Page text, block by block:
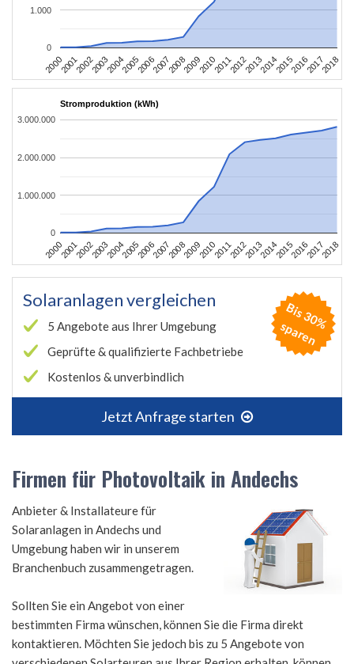
2000200120022003200420052006200720082009201020112012201320142015201620172018
0
1.000
Stromproduktion (kWh)
2000200120022003200420052006200720082009201020112012201320142015201620172018
0
1.000.000
2.000.000
3.000.000
Solaranlagen vergleichen
5 Angebote aus Ihrer Umgebung
Geprüfte & qualifizierte Fachbetriebe
Kostenlos & unverbindlich
Jetzt Anfrage starten
B
is
3
0
%
s
p
a
r
e
n
Firmen für Photovoltaik in Andechs
Anbieter & Installateure für
Solaranlagen in Andechs und
Umgebung haben wir in unserem
Branchenbuch zusammengetragen.
Sollten Sie ein Angebot von einer
bestimmten Firma wünschen, können Sie die Firma direkt
kontaktieren. Möchten Sie jedoch bis zu 5 Angebote von